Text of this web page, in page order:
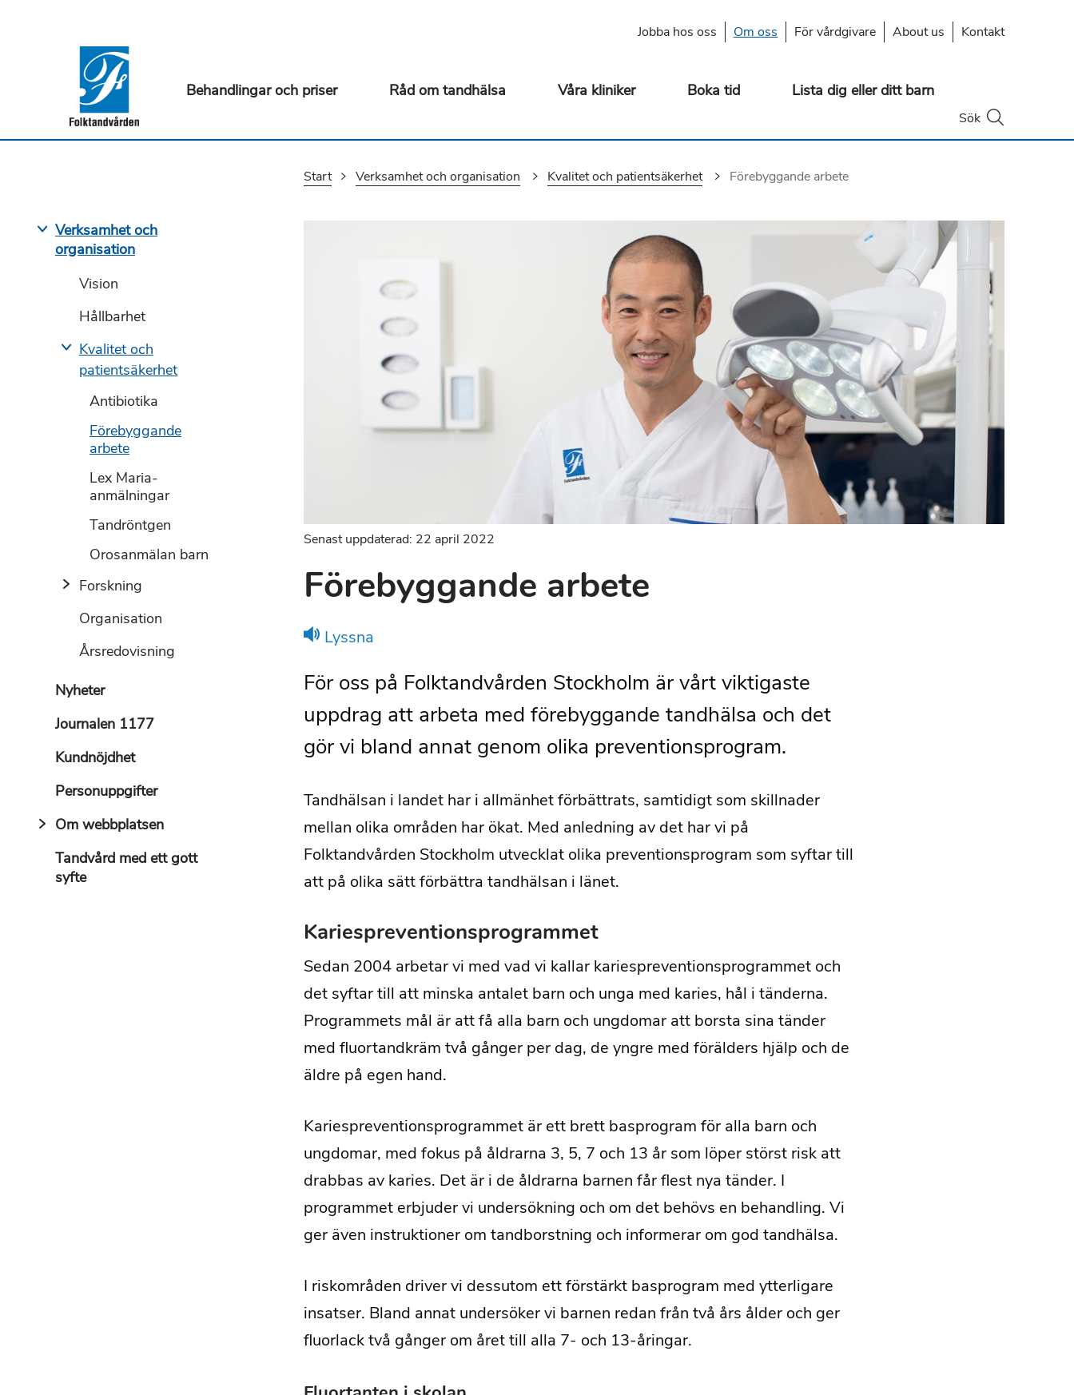
Jobba hos oss Om oss För vårdgivare About us Kontakt
Behandlingar och priser Råd om tandhälsa Våra kliniker Boka tid Lista dig eller ditt barn
Öppna
Sök
Start Verksamhet och organisation Kvalitet och patientsäkerhet Du är här:
Förebyggande arbete
Verksamhet och
organisation
Vision
Hållbarhet
Kvalitet och
patientsäkerhet
Antibiotika
Förebyggande
arbete
Lex Maria-
anmälningar
Tandröntgen
Orosanmälan barn
Forskning
Organisation
Årsredovisning
Nyheter
Journalen 1177
Kundnöjdhet
Personuppgifter
Om webbplatsen
Tandvård med ett gott
syfte
Senast uppdaterad: 22 april 2022
Förebyggande arbete
Lyssna
För oss på Folktandvården Stockholm är vårt viktigaste
uppdrag att arbeta med förebyggande tandhälsa och det
gör vi bland annat genom olika preventionsprogram.
Tandhälsan i landet har i allmänhet förbättrats, samtidigt som skillnader
mellan olika områden har ökat. Med anledning av det har vi på
Folktandvården Stockholm utvecklat olika preventionsprogram som syftar till
att på olika sätt förbättra tandhälsan i länet.
Kariespreventionsprogrammet
Sedan 2004 arbetar vi med vad vi kallar kariespreventionsprogrammet och
det syftar till att minska antalet barn och unga med karies, hål i tänderna.
Programmets mål är att få alla barn och ungdomar att borsta sina tänder
med fluortandkräm två gånger per dag, de yngre med förälders hjälp och de
äldre på egen hand.
Kariespreventionsprogrammet är ett brett basprogram för alla barn och
ungdomar, med fokus på åldrarna 3, 5, 7 och 13 år som löper störst risk att
drabbas av karies. Det är i de åldrarna barnen får flest nya tänder. I
programmet erbjuder vi undersökning och om det behövs en behandling. Vi
ger även instruktioner om tandborstning och informerar om god tandhälsa.
I riskområden driver vi dessutom ett förstärkt basprogram med ytterligare
insatser. Bland annat undersöker vi barnen redan från två års ålder och ger
fluorlack två gånger om året till alla 7- och 13-åringar.